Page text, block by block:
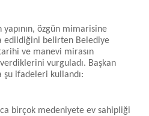
özgün mimarisine
edildiğini belirten Belediye
ve manevi mirasın
vurguladı. Başkan
şu ifadeleri kullandı:
birçok medeniyete ev sahipliği